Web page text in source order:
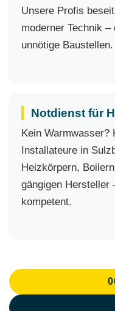
Unsere Profis
moderner Technik
unnötige Baustellen.
Notdienst für
Kein Warmwasser?
Installateure in
Heizkörpern,
gängigen Hersteller
kompetent.